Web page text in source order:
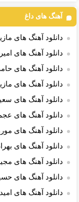
آهنگ های داغ
دانلود آهنگ های
دانلود آهنگ های
دانلود آهنگ های
دانلود آهنگ های
دانلود آهنگ های
دانلود آهنگ های
دانلود آهنگ های
دانلود آهنگ های
دانلود آهنگ های
دانلود آهنگ های
دانلود آهنگ های